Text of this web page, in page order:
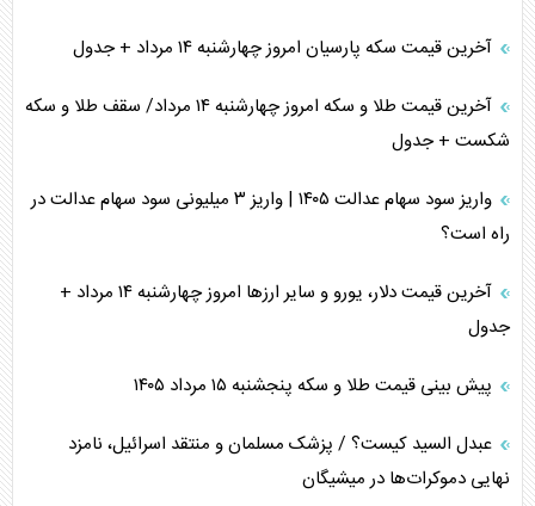
آخرین قیمت سکه پارسیان امروز چهارشنبه ۱۴ مرداد + جدول
آخرین قیمت طلا و سکه امروز چهارشنبه ۱۴ مرداد/ سقف طلا و سکه
شکست + جدول
واریز سود سهام عدالت ۱۴۰۵ | واریز ۳ میلیونی سود سهام عدالت در
راه است؟
آخرین قیمت دلار، یورو و سایر ارز‌ها امروز چهارشنبه ۱۴ مرداد +
جدول
پیش بینی قیمت طلا و سکه پنجشنبه ۱۵ مرداد ۱۴۰۵
عبدل السید کیست؟ / پزشک مسلمان و منتقد اسرائیل، نامزد
نهایی دموکرات‌ها در میشیگان